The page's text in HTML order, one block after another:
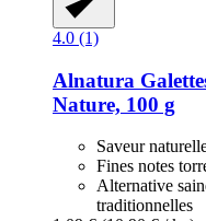
4.0 (1)
Alnatura
Nature, 100 g
Saveur
Fines notes
Alternative
traditionnelles